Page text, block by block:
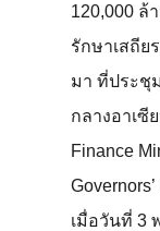
120,000 ล้
รักษาเสถีย
มา ที่ประชุ
กลางอาเซี
Finance
เมื่อวันที่ 3